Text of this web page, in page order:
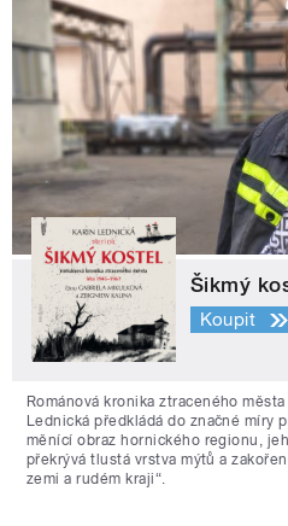
Šikmý
Koupit
Románová kronika ztraceného
Lednická předkládá do značné míry
měnící obraz hornického regionu,
překrývá tlustá vrstva mýtů a
zemi a rudém kraji“.